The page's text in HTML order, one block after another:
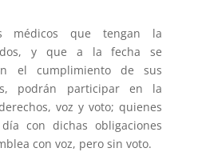
médicos que tengan la
y que a la fecha se
el cumplimiento de sus
podrán participar en la
voz y voto; quienes
con dichas obligaciones
con voz, pero sin voto.